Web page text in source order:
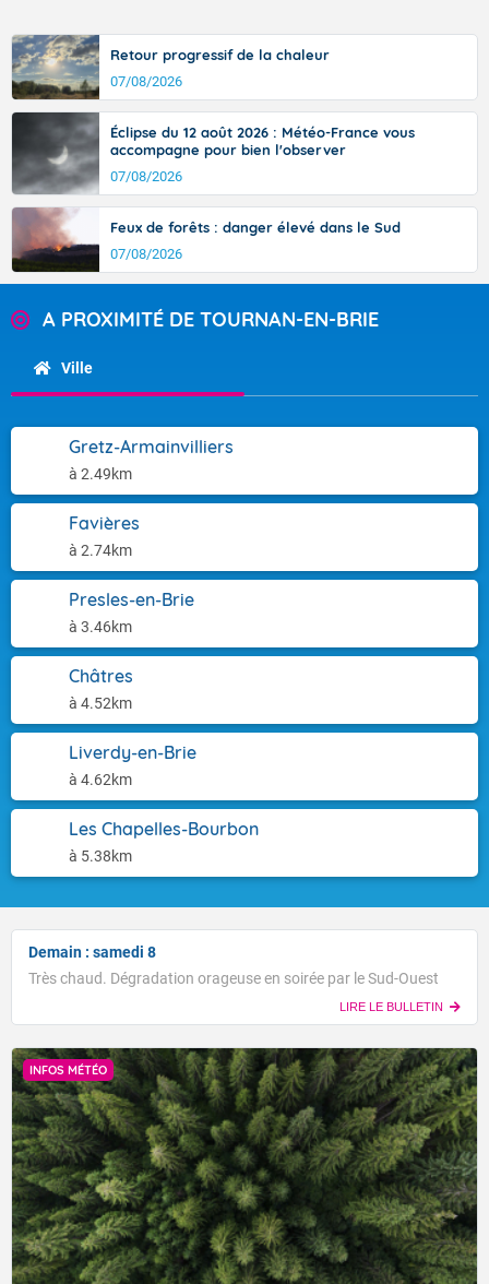
Retour progressif de la chaleur
07/08/2026
Éclipse du 12 août 2026 : Météo-France vous
accompagne pour bien l'observer
07/08/2026
Feux de forêts : danger élevé dans le Sud
07/08/2026
A PROXIMITÉ DE TOURNAN-EN-BRIE
Ville
Gretz-Armainvilliers
à 2.49km
Favières
à 2.74km
Presles-en-Brie
à 3.46km
Châtres
à 4.52km
Liverdy-en-Brie
à 4.62km
Les Chapelles-Bourbon
à 5.38km
Demain : samedi 8
Très chaud. Dégradation orageuse en soirée par le Sud-Ouest
LIRE LE BULLETIN
INFOS MÉTÉO